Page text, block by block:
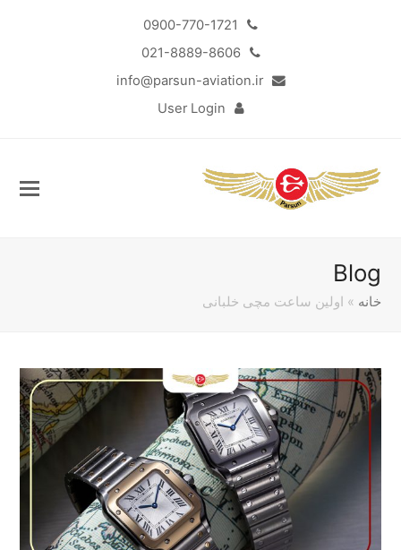
0900-770-1721
021-8889-8606
info@parsun-aviation.ir
User Login
Blog
خانه » اولین ساعت مچی خلبانی